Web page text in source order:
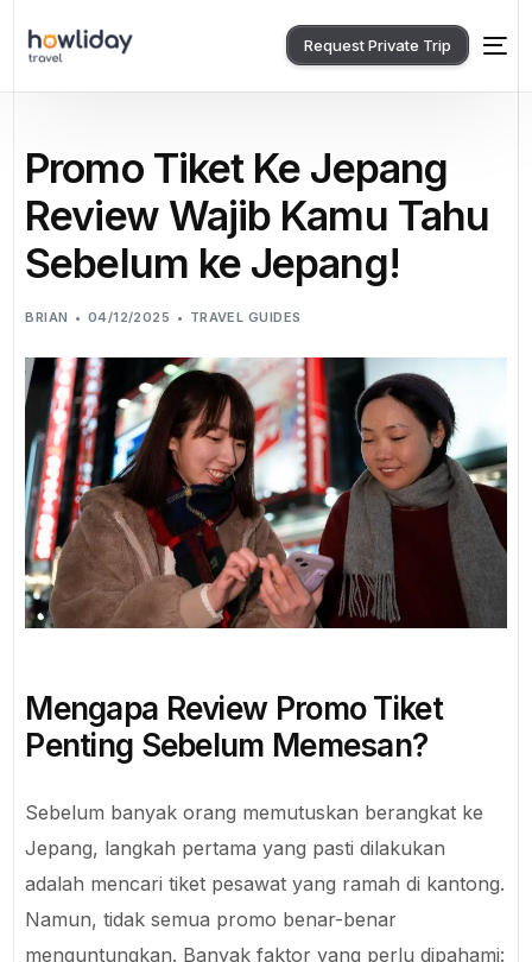
Request Private Trip
Promo Tiket Ke Jepang
Review Wajib Kamu Tahu
Sebelum ke Jepang!
BRIAN 04/12/2025 TRAVEL GUIDES
Mengapa Review Promo Tiket
Penting Sebelum Memesan?
Sebelum banyak orang memutuskan berangkat ke
Jepang, langkah pertama yang pasti dilakukan
adalah mencari tiket pesawat yang ramah di kantong.
Namun, tidak semua promo benar-benar
menguntungkan. Banyak faktor yang perlu dipahami: